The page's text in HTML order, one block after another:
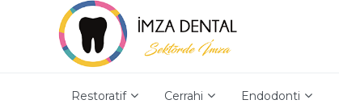
Restoratif Cerrahi Endodonti